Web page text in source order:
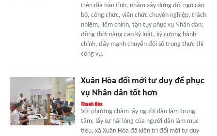
trên địa bàn tỉnh, nhằm xây dựng đội ngũ cán
bộ, công chức, viên chức chuyên nghiệp, trách
nhiệm, liêm chính, tận tụy phục vụ Nhân dân;
đồng thời nâng cao kỷ luật, kỷ cương hành
chính, đẩy mạnh chuyển đổi số trong thực thi
công vụ.
Xuân Hòa đổi mới tư duy để phục
vụ Nhân dân tốt hơn
Với phương châm lấy người dân làm trung
tâm, lấy sự hài lòng của người dân làm mục
tiêu, xã Xuân Hòa đã kiên trì đổi mới tư duy